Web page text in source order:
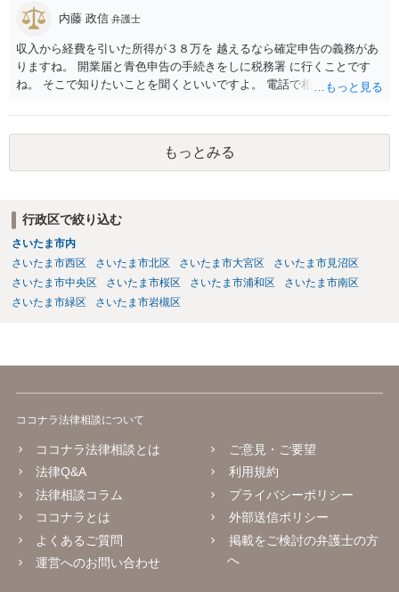
内藤 政信 弁護士
収入から経費を引いた所得が３８万を 越えるなら確定申告の義務があ
りますね。 開業届と青色申告の手続きをしに税務署 に行くことです
ね。 そこで知りたいことを聞くといいですよ。 電話で相談にいくこと
もっとみる
行政区で絞り込む
さいたま市内
さいたま市西区
さいたま市北区 さいたま市大宮区
さいたま市見沼区
さいたま市中央区
さいたま市桜区 さいたま市浦和区
さいたま市南区
さいたま市緑区
さいたま市岩槻区
ココナラ法律相談について
ココナラ法律相談とは
法律Q&A
法律相談コラム
ココナラとは
よくあるご質問
運営へのお問い合わせ
ご意見・ご要望
利用規約
プライバシーポリシー
外部送信ポリシー
掲載をご検討の弁護士の方
へ